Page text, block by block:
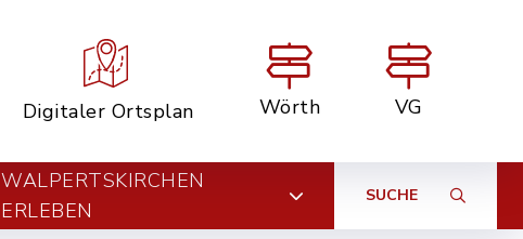
Digitaler Ortsplan Wörth VG
WALPERTSKIRCHEN
ERLEBEN
SUCHE